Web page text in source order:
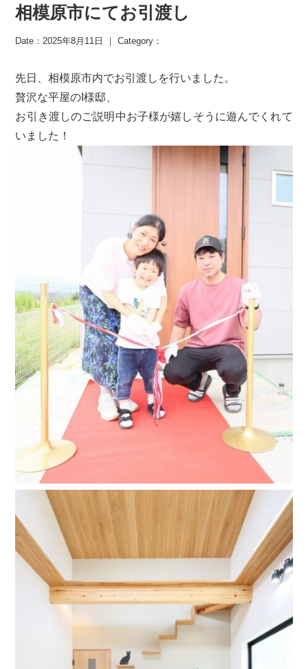
相模原市にてお引渡し
Date：2025年8月11日 ｜ Category：
先日、相模原市内でお引渡しを行いました。
贅沢な平屋のI様邸、
お引き渡しのご説明中お子様が嬉しそうに遊んでくれて
いました！